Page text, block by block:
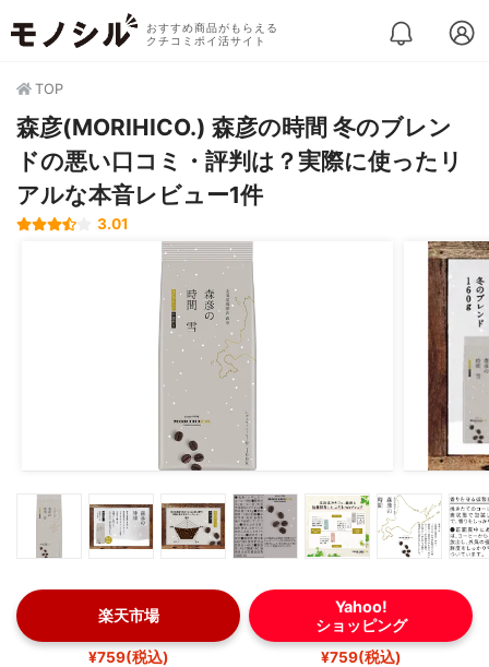
おすすめ商品がもらえる
クチコミポイ活サイト
TOP
森彦(MORIHICO.) 森彦の時間 冬のブレン
ドの悪い口コミ・評判は？実際に使ったリ
アルな本音レビュー1件
3.01
楽天市場
¥759(税込)
Yahoo!
ショッピング
¥759(税込)